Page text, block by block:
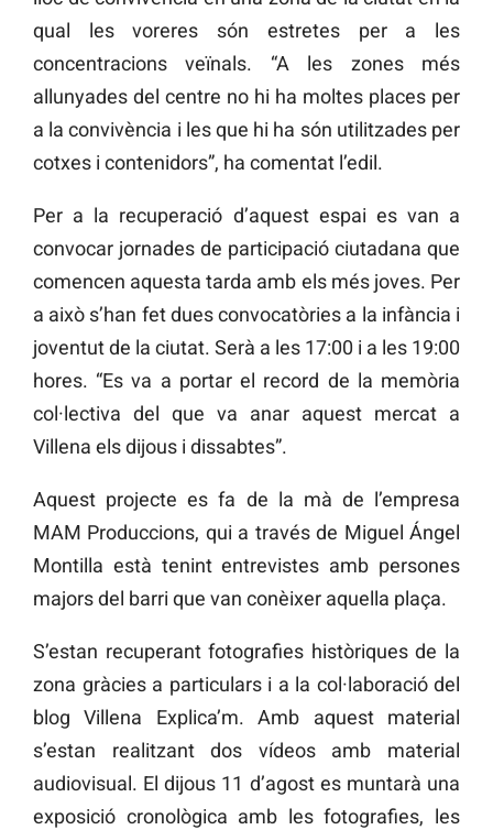
qual les voreres són estretes per a les
concentracions veïnals. “A les zones més
allunyades del centre no hi ha moltes places per
a la convivència i les que hi ha són utilitzades per
cotxes i contenidors”, ha comentat l’edil.
Per a la recuperació d’aquest espai es van a
convocar jornades de participació ciutadana que
comencen aquesta tarda amb els més joves. Per
a això s’han fet dues convocatòries a la infància i
joventut de la ciutat. Serà a les 17:00 i a les 19:00
hores. “Es va a portar el record de la memòria
col·lectiva del que va anar aquest mercat a
Villena els dijous i dissabtes”.
Aquest projecte es fa de la mà de l’empresa
MAM Produccions, qui a través de Miguel Ángel
Montilla està tenint entrevistes amb persones
majors del barri que van conèixer aquella plaça.
S’estan recuperant fotografies històriques de la
zona gràcies a particulars i a la col·laboració del
blog Villena Explica’m. Amb aquest material
s’estan realitzant dos vídeos amb material
audiovisual. El dijous 11 d’agost es muntarà una
exposició cronològica amb les fotografies, les